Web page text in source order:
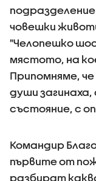
човешки
"Челопешко
мястото, на
Припомняме,
души
състояние, с
Командир
първите от
разбират